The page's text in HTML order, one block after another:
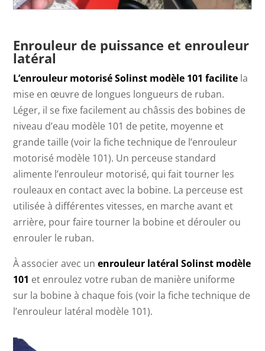
Enrouleur de puissance et enrouleur
latéral
L’enrouleur motorisé Solinst modèle 101 facilite la
mise en œuvre de longues longueurs de ruban.
Léger, il se fixe facilement au châssis des bobines de
niveau d’eau modèle 101 de petite, moyenne et
grande taille (voir la fiche technique de l’enrouleur
motorisé modèle 101). Un perceuse standard
alimente l’enrouleur motorisé, qui fait tourner les
rouleaux en contact avec la bobine. La perceuse est
utilisée à différentes vitesses, en marche avant et
arrière, pour faire tourner la bobine et dérouler ou
enrouler le ruban.
À associer avec unenrouleur latéral Solinst modèle
101 et enroulez votre ruban de manière uniforme
sur la bobine à chaque fois (voir la fiche technique de
l’enrouleur latéral modèle 101).